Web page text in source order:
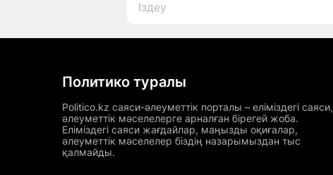
Политико туралы
Politico.kz саяси-әлеуметтік порталы – еліміздегі саяси,
әлеуметтік мәселелерге арналған бірегей жоба.
Еліміздегі саяси жағдайлар, маңызды оқиғалар,
әлеуметтік мәселелер біздің назарымыздан тыс
қалмайды.